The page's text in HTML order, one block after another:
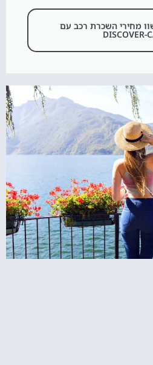
מחירי השכרת רכב עם
DISCOVER-